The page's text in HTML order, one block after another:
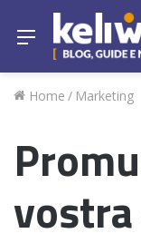
Menu
Home / Marketing